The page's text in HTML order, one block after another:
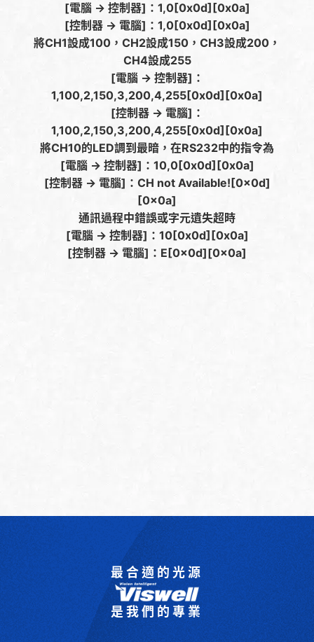
[電腦 -> 控制器]：1,0[0x0d][0x0a]
[控制器 -> 電腦]：1,0[0x0d][0x0a]
將CH1設成100，CH2設成150，CH3設成200，
CH4設成255
[電腦 -> 控制器]：
1,100,2,150,3,200,4,255[0x0d][0x0a]
[控制器 -> 電腦]：
1,100,2,150,3,200,4,255[0x0d][0x0a]
將CH10的LED調到最暗，在RS232中的指令為
[電腦 -> 控制器]：10,0[0x0d][0x0a]
[控制器 -> 電腦]：CH not Available![0x0d]
[0x0a]
通訊過程中錯誤或字元遺失超時
[電腦 -> 控制器]：10[0x0d][0x0a]
[控制器 -> 電腦]：E[0x0d][0x0a]
最合適的光源
是我們的專業